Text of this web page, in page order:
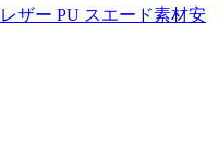
ザー PU スエード素材安